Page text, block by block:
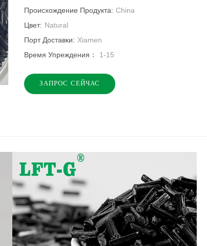
Происхождение Продукта: China
Цвет: Natural
Порт Доставки: Xiamen
Время Упреждения：
1-15
ЗАПРОС СЕЙЧАС